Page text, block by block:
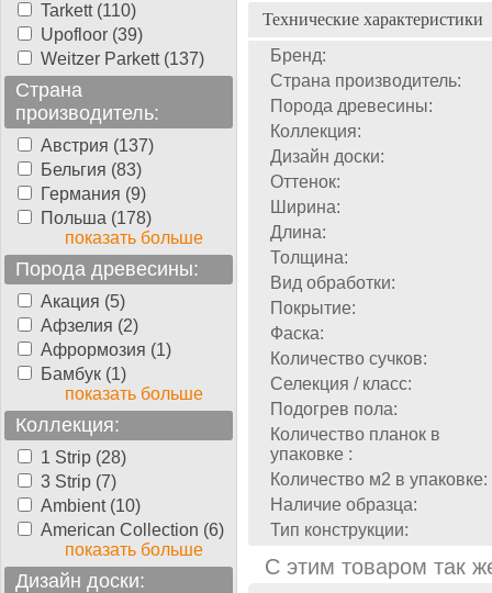
Tarkett (110)
Upofloor (39)
Weitzer Parkett (137)
Страна
производитель:
Австрия (137)
Бельгия (83)
Германия (9)
Польша (178)
показать больше
Порода древесины:
Акация (5)
Афзелия (2)
Афрормозия (1)
Бамбук (1)
показать больше
Коллекция:
1 Strip (28)
3 Strip (7)
Ambient (10)
American Collection (6)
показать больше
Дизайн доски:
Технические характеристики
Бренд:
Страна производитель:
Порода древесины:
Коллекция:
Дизайн доски:
Оттенок:
Ширина:
Длина:
Толщина:
Вид обработки:
Покрытие:
Фаска:
Количество сучков:
Селекция / класс:
Подогрев пола:
Количество планок в
упаковке :
Количество м2 в упаковке:
Наличие образца:
Тип конструкции:
С этим товаром так